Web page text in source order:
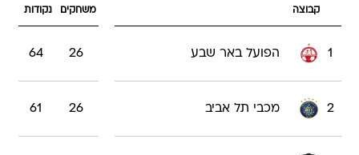
קבוצה משחקים נקודות
1 הפועל באר שבע 26
64
2 מכבי תל אביב 26
61